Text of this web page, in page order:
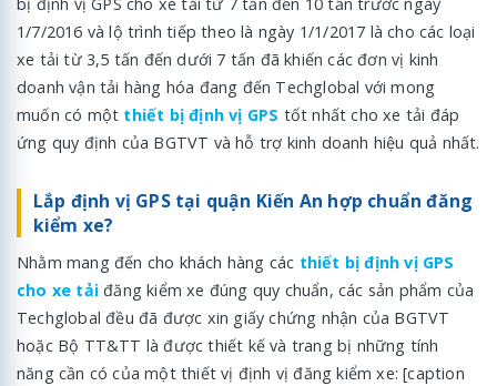
1/7/2016 và lộ trình tiếp theo là ngày 1/1/2017 là cho các loại
xe tải từ 3,5 tấn đến dưới 7 tấn đã khiến các đơn vị kinh
doanh vận tải hàng hóa đang đến Techglobal với mong
muốn có một thiết bị định vị GPS tốt nhất cho xe tải đáp
ứng quy định của BGTVT và hỗ trợ kinh doanh hiệu quả nhất.
Lắp định vị GPS tại quận Kiến An hợp chuẩn đăng
kiểm xe?
Nhằm mang đến cho khách hàng các thiết bị định vị GPS
cho xe tải đăng kiểm xe đúng quy chuẩn, các sản phẩm của
Techglobal đều đã được xin giấy chứng nhận của BGTVT
hoặc Bộ TT&TT là được thiết kế và trang bị những tính
năng cần có của một thiết vị định vị đăng kiểm xe: [caption